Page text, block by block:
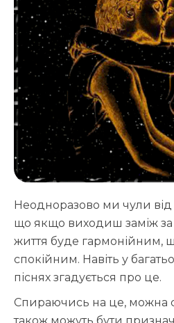
Неодноразово ми чули від
що якщо виходиш заміж
життя буде гармонійним,
спокійним. Навіть у
піснях згадується про це.
Спираючись на це, можна